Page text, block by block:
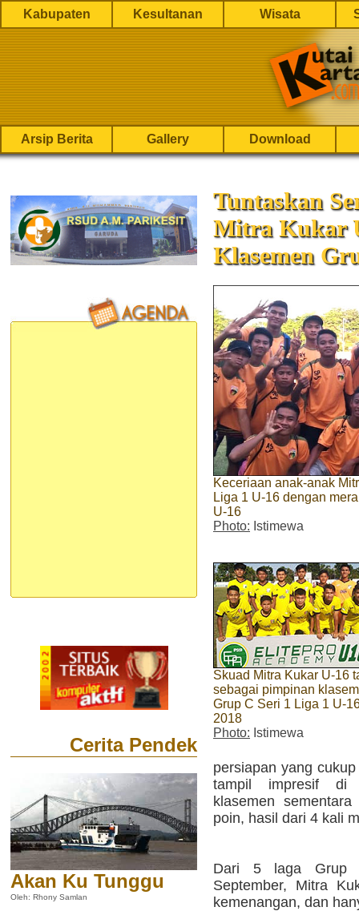
Kabupaten Kesultanan Wisata
Arsip Berita Gallery Download
Cerita Pendek
Akan Ku Tunggu
Oleh: Rhony Samlan
Tuntaskan
Mitra Kukar
Klasemen
Keceriaan anak-anak
Liga 1 U-16 dengan
U-16
Photo: Istimewa
Skuad Mitra Kukar U-16
sebagai pimpinan
Grup C Seri 1 Liga 1 U-
2018
Photo: Istimewa
persiapan yang
tampil impresif di
klasemen
poin, hasil dari 4 kali
Dari 5 laga Grup
September, Mitra
kemenangan, dan